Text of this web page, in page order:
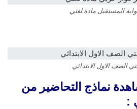
المستقبل مادة لغتي
الصف الاول الابتدائي
نماذج التحاضير من
: